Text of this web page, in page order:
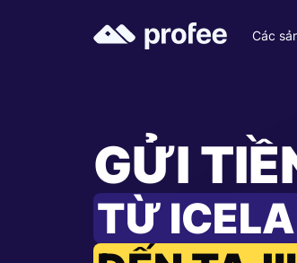
Các
GỬI
TỪ